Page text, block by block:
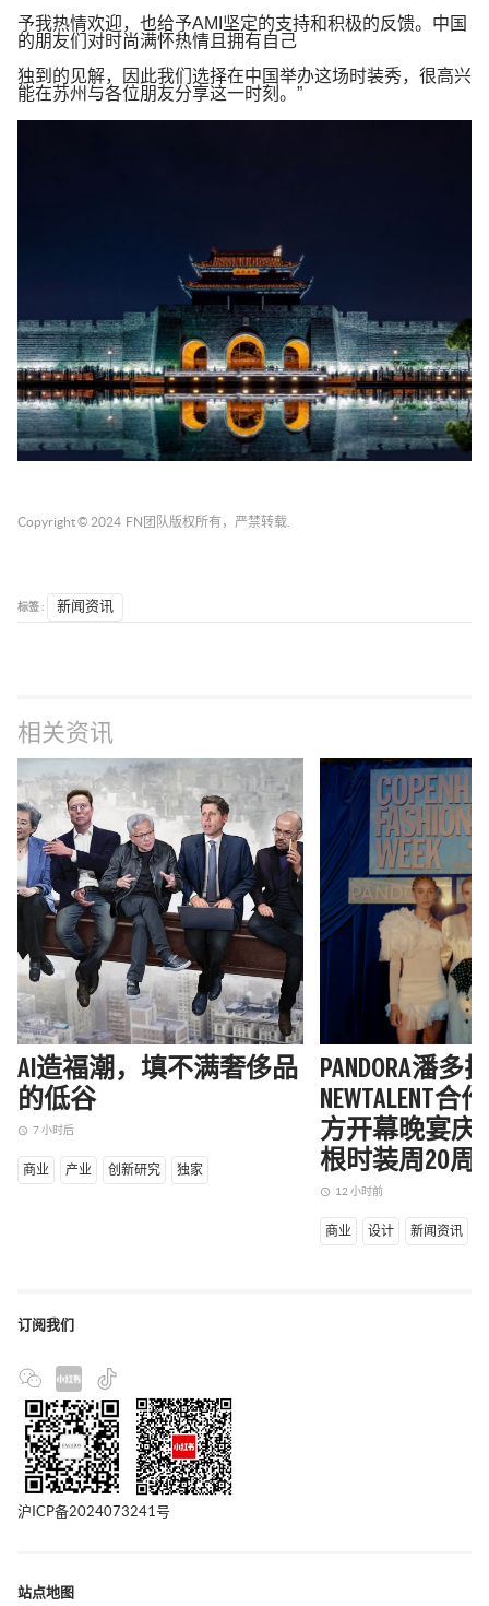
予我热情欢迎，也给予AMI 坚定的支持和积极的反馈。中国
的朋友们对时尚满怀热情且拥有自己
独到的见解，因此我们选择在中国举办这场时装秀，很高兴
能在苏州与各位朋友分享这一时刻。 ”
Copyright © 2024 FN团队 版权所有，严禁转载.
标签 : 新闻资讯
相关资讯
AI造福潮，填不满奢侈品
的低谷
access_time 7 小时后
商业 产业 创新研究 独家
PANDORA潘多
NEWTALENT合
方开幕晚宴庆
根时装周20周
access_time 12 小时前
商业 设计 新闻资讯
订阅我们
沪ICP备2024073241号
站点地图